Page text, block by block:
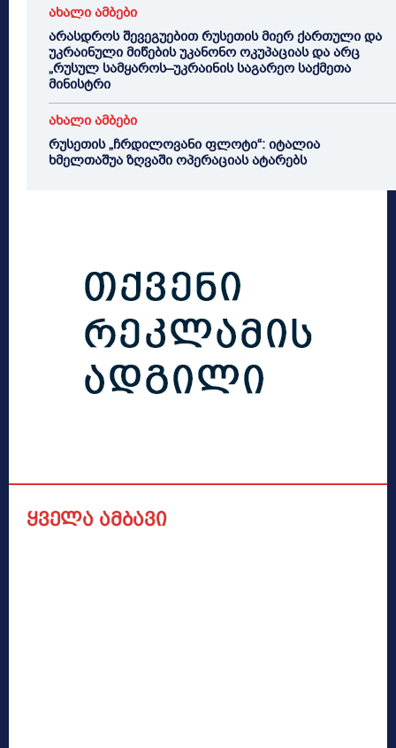
ახალი ამბები
არასდროს შევეგუებით რუსეთის მიერ ქართული და
უკრაინული მიწების უკანონო ოკუპაციას და არც
„რუსულ სამყაროს–უკრაინის საგარეო საქმეთა
მინისტრი
ახალი ამბები
რუსეთის „ჩრდილოვანი ფლოტი“: იტალია
ხმელთაშუა ზღვაში ოპერაციას ატარებს
ყველა ამბავი